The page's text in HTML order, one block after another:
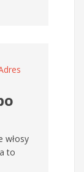
włosy
to